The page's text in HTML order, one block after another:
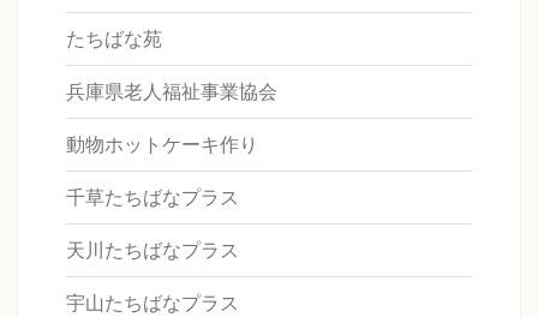
たちばな苑
兵庫県老人福祉事業協会
動物ホットケーキ作り
千草たちばなプラス
天川たちばなプラス
宇山たちばなプラス